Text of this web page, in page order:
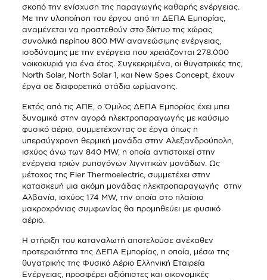
σκοπό την ενίσχυση της παραγωγής καθαρής ενέργειας.
Με την υλοποίηση του έργου από τη ΔΕΠΑ Εμπορίας,
αναμένεται να προστεθούν στο δίκτυο της χώρας
συνολικά περίπου 800 MW ανανεώσιμης ενέργειας,
ισοδύναμης με την ενέργεια που χρειάζονται 278.000
νοικοκυριά για ένα έτος. Συγκεκριμένα, οι θυγατρικές της,
North Solar, North Solar 1, και New Spes Concept, έχουν
έργα σε διαφορετικά στάδια ωρίμανσης.
Εκτός από τις ΑΠΕ, ο Όμιλος ΔΕΠΑ Εμπορίας έχει μπει
δυναμικά στην αγορά ηλεκτροπαραγωγής με καύσιμο
φυσικό αέριο, συμμετέχοντας σε έργα όπως η
υπερσύγχρονη θερμική μονάδα στην Αλεξανδρούπολη,
ισχύος άνω των 840 MW, η οποία αντιστοιχεί στην
ενέργεια τριών ρυπογόνων λιγνιτικών μονάδων. Ως
μέτοχος της Fier Thermoelectric, συμμετέχει στην
κατασκευή μια ακόμη μονάδας ηλεκτροπαραγωγής στην
Αλβανία, ισχύος 174 MW, την οποία στο πλαίσιο
μακροχρόνιας συμφωνίας θα προμηθεύει με φυσικό
αέριο.
Η στήριξη του καταναλωτή αποτελούσε ανέκαθεν
προτεραιότητα της ΔΕΠΑ Εμπορίας, η οποία, μέσω της
θυγατρικής της Φυσικό Αέριο Ελληνική Εταιρεία
Ενέργειας, προσφέρει αξιόπιστες και οικονομικές